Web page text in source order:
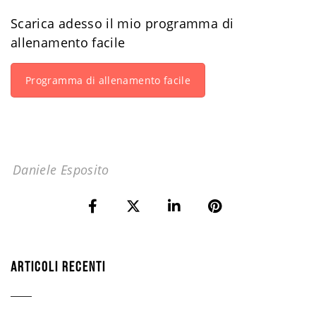
Scarica adesso il mio programma di
allenamento facile
Programma di allenamento facile
Daniele Esposito
ARTICOLI RECENTI